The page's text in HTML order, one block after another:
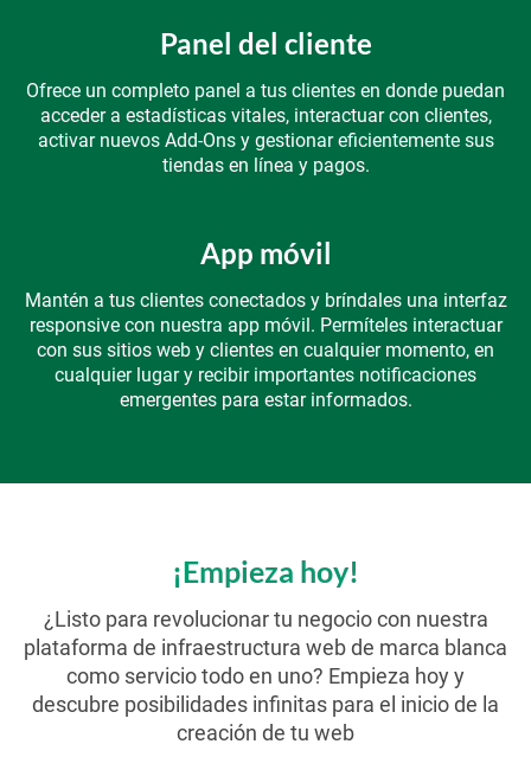
Panel del cliente
Ofrece un completo panel a tus clientes en donde puedan
acceder a estadísticas vitales, interactuar con clientes,
activar nuevos Add-Ons y gestionar eficientemente sus
tiendas en línea y pagos.
App móvil
Mantén a tus clientes conectados y bríndales una interfaz
responsive con nuestra app móvil. Permíteles interactuar
con sus sitios web y clientes en cualquier momento, en
cualquier lugar y recibir importantes notificaciones
emergentes para estar informados.
¡Empieza hoy!
¿Listo para revolucionar tu negocio con nuestra
plataforma de infraestructura web de marca blanca
como servicio todo en uno? Empieza hoy y
descubre posibilidades infinitas para el inicio de la
creación de tu web